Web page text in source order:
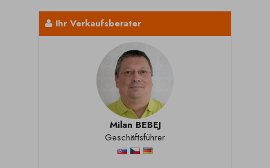
Ihr Verkaufsberater
Milan BEBEJ
Geschäftsführer